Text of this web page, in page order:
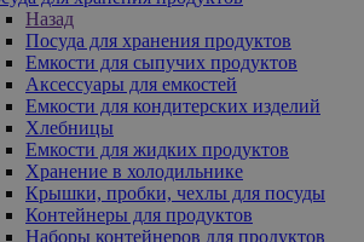
Назад
Посуда для хранения продуктов
Емкости для сыпучих продуктов
Аксессуары для емкостей
Емкости для кондитерских изделий
Хлебницы
Емкости для жидких продуктов
Хранение в холодильнике
Крышки, пробки, чехлы для посуды
Контейнеры для продуктов
Наборы контейнеров для продуктов